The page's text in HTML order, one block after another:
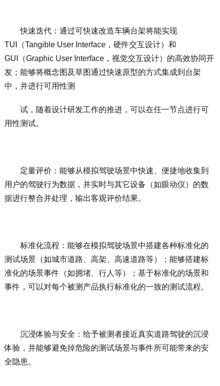
快速迭代：通过可快速改造车辆台架将能实现
TUI（Tangible User Interface，硬件交互设计）和
GUI（Graphic User Interface，视觉交互设计）的高效协同开
发；能够将概念图及草图通过快速原型的方式集成到台架
中，并进行可用性测
试，随着设计研发工作的推进，可以在任一节点进行可
用性测试。
定量评价：能够从模拟驾驶场景中快速、便捷地收集到
用户的驾驶行为数据，并实时与其它设备（如眼动仪）的数
据进行整合并处理，输出客观评价结果。
标准化流程：能够在模拟驾驶场景中搭建各种标准化的
测试场景（如城市道路、高架、高速道路等）；能够搭建标
准化的场景事件（如拥堵、行人等）；基于标准化的场景和
事件，可以对每个被测产品执行标准化的一致的测试流程。
沉浸体验与安全：给予被测者接近真实道路驾驶的沉浸
体验，并能够避免掉危险的测试场景与事件所可能带来的安
全隐患。